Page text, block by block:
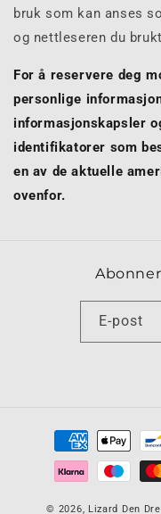
bruk som kan anses
og nettleseren du
For å reservere deg
personlige
informasjonskapsler
identifikatorer som
en av de aktuelle
ovenfor.
E-post
Betalingsmetoder
© 2026, Lizard Den